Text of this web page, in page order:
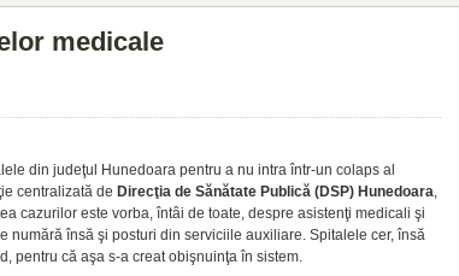
medicale
din judeţul Hunedoara pentru a nu intra într-un colaps al
centralizată de Direcţia de Sănătate Publică (DSP) Hunedoara,
cazurilor este vorba, întâi de toate, despre asistenţi medicali şi
numără însă şi posturi din serviciile auxiliare. Spitalele cer, însă
pentru că aşa s-a creat obişnuinţa în sistem.